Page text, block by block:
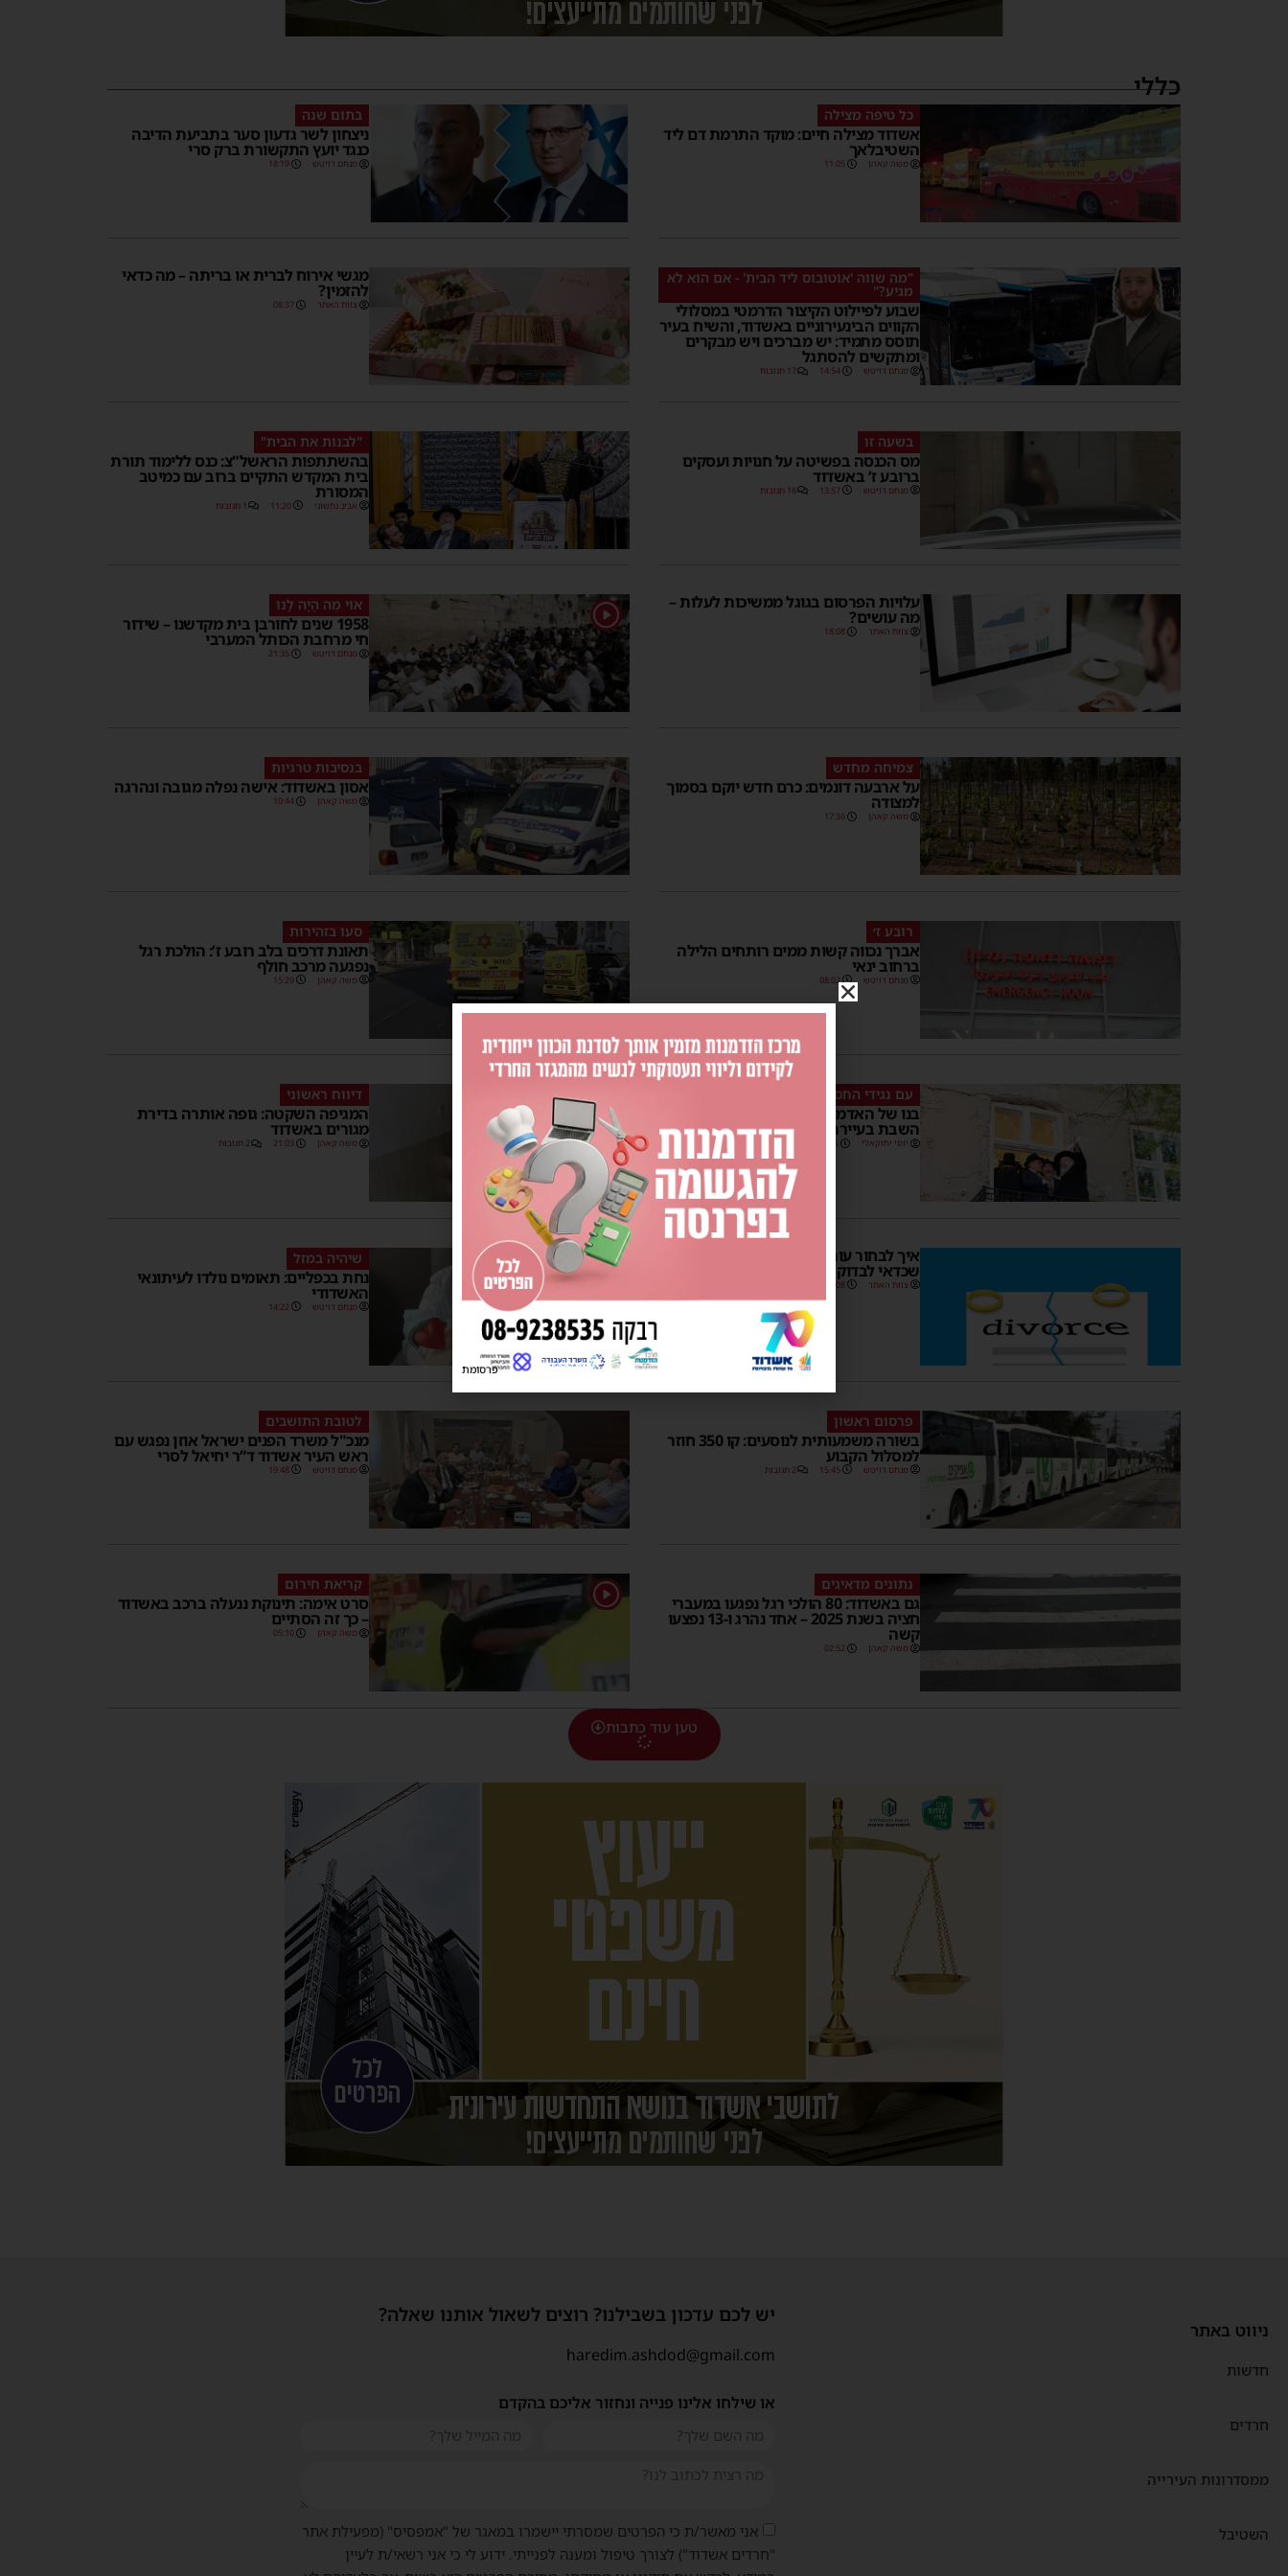
כללי
כל טיפה מצילה
אשדוד מצילה חיים: מוקד התרמת דם ליד
השטיבלאך
משה קאהן 11:05
בתום שנה
ניצחון לשר גדעון סער בתביעת הדיבה
כנגד יועץ התקשורת ברק סרי
מנחם דויטש 18:19
"מה שווה 'אוטובוס ליד הבית' - אם הוא לא
מגיע?"
שבוע לפיילוט הקיצור הדרמטי במסלולי
הקווים הבינעירוניים באשדוד, והשיח בעיר
תוסס מתמיד: יש מברכים ויש מבקרים
ומתקשים להסתגל
מנחם דויטש 14:54 17 תגובות
מגשי אירוח לברית או בריתה – מה כדאי
להזמין?
צוות האתר 08:37
בשעה זו
מס הכנסה בפשיטה על חנויות ועסקים
ברובע ז’ באשדוד
מנחם דויטש 13:57 18 תגובות
"לבנות את הבית"
בהשתתפות הראשל"צ: כנס ללימוד תורת
בית המקדש התקיים ברוב עם כמיטב
המסורת
אביב נחשוני 11:20 1 תגובות
עלויות הפרסום בגוגל ממשיכות לעלות –
מה עושים?
צוות האתר 18:08
1 אוֹי מֶה הָיָה לָנוּ
1958 שנים לחורבן בית מקדשנו – שידור
חי מרחבת הכותל המערבי
מנחם דויטש 21:35
צמיחה מחדש
על ארבעה דונמים: כרם חדש יוקם בסמוך
למצודה
משה קאהן 17:36
בנסיבות טרגיות
אסון באשדוד: אישה נפלה מגובה ונהרגה
משה קאהן 10:44
רובע ז׳
אברך נכווה קשות ממים רותחים הלילה
ברחוב ינאי
מנחם דויטש 08:02
סעו בזהירות
תאונת דרכים בלב רובע ז’: הולכת רגל
נפגעה מרכב חולף
משה קאהן 15:29
עם נגידי החסידות
בנו של האדמו”ר מגור מאשדוד ישבות
השבת בעיירת גור שבפולין
יוסי יחזקאלי 12:05
דיווח ראשוני
המגיפה השקטה: גופה אותרה בדירת
מגורים באשדוד
משה קאהן 21:03 2 תגובות
שכדאי לבדוק לפני שמקבלים החלטה
צוות האתר 12:08
שיהיה במזל
נחת בכפליים: תאומים נולדו לעיתונאי
האשדודי
מנחם דויטש 14:22
פרסום ראשון
בשורה משמעותית לנוסעים: קו 350 חוזר
למסלול הקבוע
מנחם דויטש 15:45 2 תגובות
לטובת התושבים
מנכ"ל משרד הפנים ישראל אוזן נפגש עם
ראש העיר אשדוד ד”ר יחיאל לסרי
מנחם דויטש 19:48
נתונים מדאיגים
גם באשדוד: 80 הולכי רגל נפגעו במעברי
חציה בשנת 2025 – אחד נהרג ו-13 נפצעו
קשה
משה קאהן 02:52
1 קריאת חירום
סרט אימה: תינוקת ננעלה ברכב באשדוד
– כך זה הסתיים
משה קאהן 05:10
טען עוד כתבות
ניווט באתר
חדשות
חרדים
ממסדרונות העירייה
השטיבל
יש לכם עדכון בשבילנו? רוצים לשאול אותנו שאלה?
haredim.ashdod@gmail.com
או שילחו אלינו פנייה ונחזור אליכם בהקדם
אני מאשר/ת כי הפרטים שמסרתי יישמרו במאגר של "אמפסיס" (מפעילת אתר
"חרדים אשדוד") לצורך טיפול ומענה לפנייתי. ידוע לי כי אני רשאי/ת לעיין
פרסומת